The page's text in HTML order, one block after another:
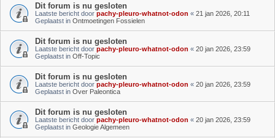
Dit forum is nu gesloten
Laatste bericht door pachy-pleuro-whatnot-odon « 21 jan 2026, 20:11
Geplaatst in Ontmoetingen Fossielen
Dit forum is nu gesloten
Laatste bericht door pachy-pleuro-whatnot-odon « 20 jan 2026, 23:59
Geplaatst in Off-Topic
Dit forum is nu gesloten
Laatste bericht door pachy-pleuro-whatnot-odon « 20 jan 2026, 23:59
Geplaatst in Over Paleontica
Dit forum is nu gesloten
Laatste bericht door pachy-pleuro-whatnot-odon « 20 jan 2026, 23:59
Geplaatst in Geologie Algemeen